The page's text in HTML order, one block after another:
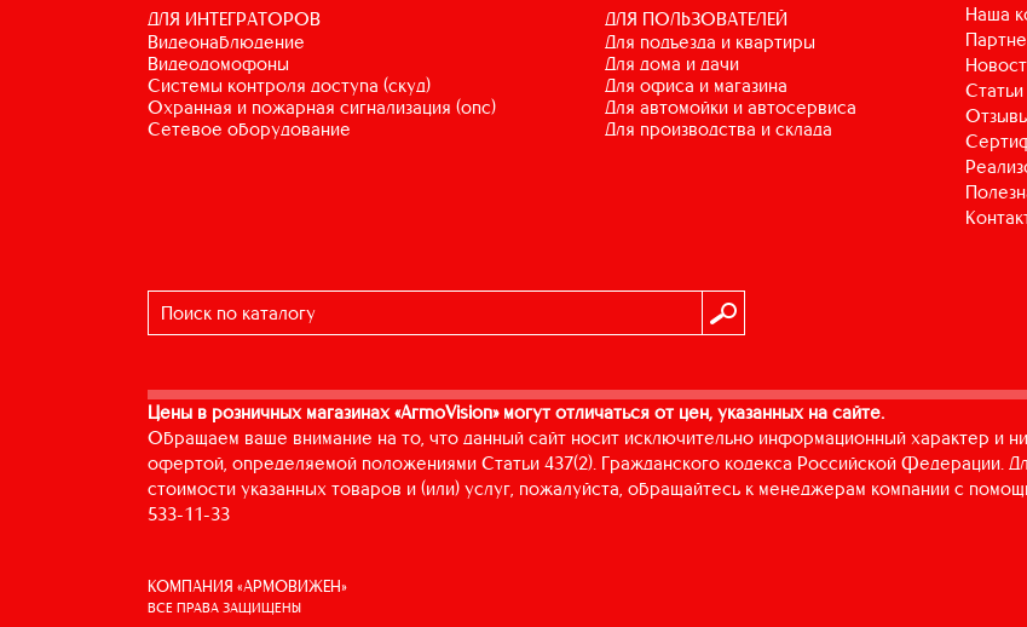
ДЛЯ ИНТЕГРАТОРОВ
видеонаблюдение
видеодомофоны
системы контроля доступа (скуд)
охранная и пожарная сигнализация (опс)
сетевое оборудование
ДЛЯ ПОЛЬЗОВАТЕЛЕЙ
для подъезда и квартиры
для дома и дачи
для офиса и магазина
для автомойки и автосервиса
для производства и склада
Наша
Статьи
Цены в розничных магазинах «ArmoVision» могут отличаться от цен, указанных на сайте.
Обращаем ваше внимание на то, что данный сайт носит исключительно информационный характер и
офертой, определяемой положениями Статьи 437(2). Гражданского кодекса Российской Федерации.
стоимости указанных товаров и (или) услуг, пожалуйста, обращайтесь к менеджерам компании с
533-11-33
КОМПАНИЯ «АРМОВИЖЕН»
ВСЕ ПРАВА ЗАЩИЩЕНЫ